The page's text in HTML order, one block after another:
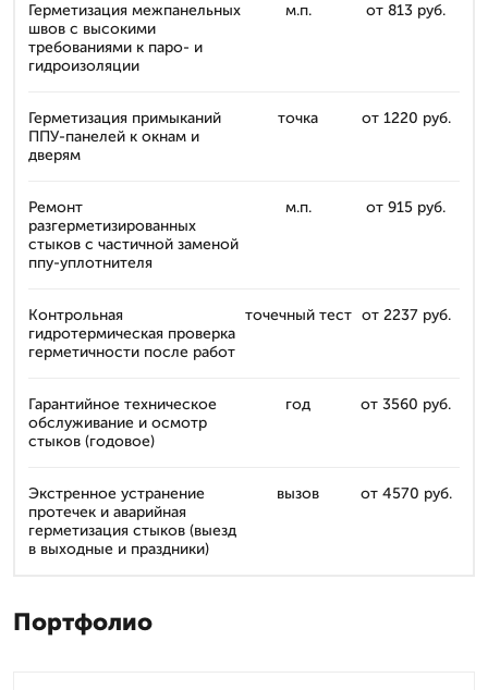
Герметизация межпанельных
швов с высокими
требованиями к паро- и
гидроизоляции
м.п. от 813 руб.
Герметизация примыканий
ППУ-панелей к окнам и
дверям
точка от 1220 руб.
Ремонт
разгерметизированных
стыков с частичной заменой
ппу-уплотнителя
м.п. от 915 руб.
Контрольная
гидротермическая проверка
герметичности после работ
точечный тест от 2237 руб.
Гарантийное техническое
обслуживание и осмотр
стыков (годовое)
год от 3560 руб.
Экстренное устранение
протечек и аварийная
герметизация стыков (выезд
в выходные и праздники)
вызов от 4570 руб.
Портфолио